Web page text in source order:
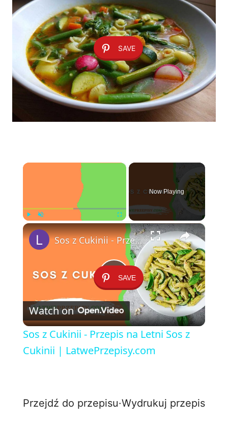
SAVE
×
Fullscreen
Now Playing
×
SAVE
P
l
a
V
Sos z Cukinii - Przepis na Letni Sos z Cukinii | LatwePrzepisy.com
Watch on
Sos z Cukinii - Przepis na Letni Sos z
Cukinii | LatwePrzepisy.com
Przejdź do przepisu·Wydrukuj przepis